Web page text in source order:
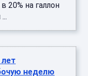
20% на галлон
неделю